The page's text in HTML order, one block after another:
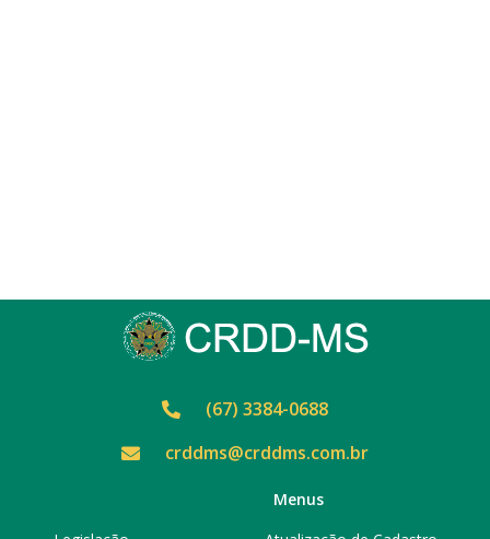
(67) 3384-0688
crddms@crddms.com.br
Menus